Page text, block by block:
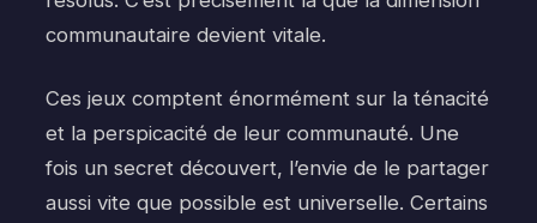
communautaire devient vitale.
Ces jeux comptent énormément sur la ténacité
et la perspicacité de leur communauté. Une
fois un secret découvert, l’envie de le partager
aussi vite que possible est universelle. Certains